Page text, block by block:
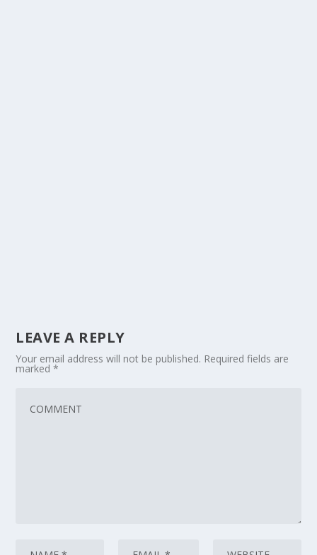
LEAVE A REPLY
Your email address will not be published. Required fields are
marked*